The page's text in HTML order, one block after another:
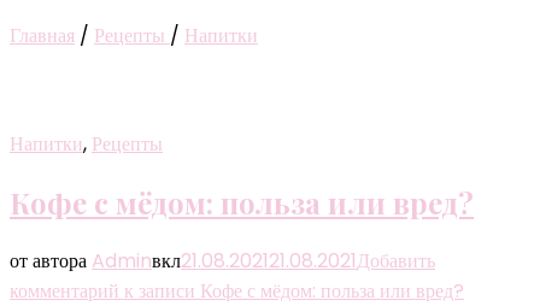
Главная / Рецепты / Напитки
Напитки, Рецепты
Кофе с мёдом: польза или вред?
от автора Adminвкл21.08.202121.08.2021Добавить
комментарий к записи Кофе с мёдом: польза или вред?